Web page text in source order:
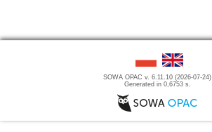
SOWA OPAC v. 6.11.10 (2026-07-24)
Generated in 0,6753 s.